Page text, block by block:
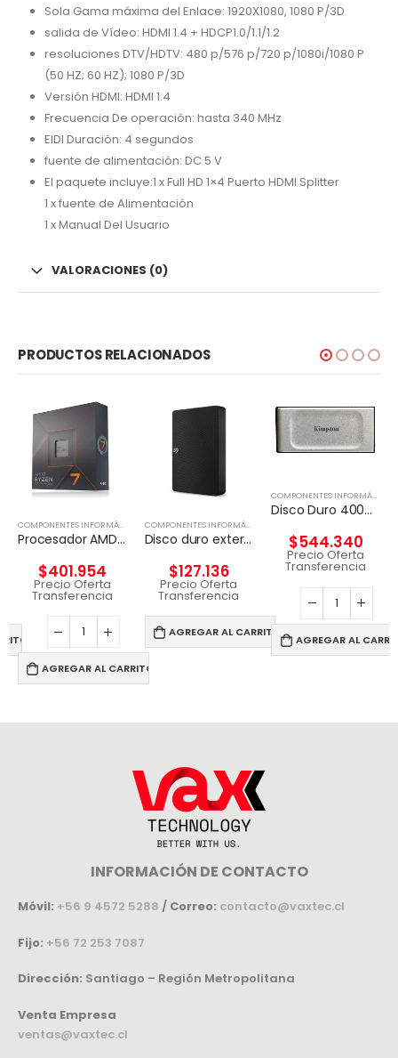
Sola Gama máxima del Enlace: 1920X1080, 1080 P/3D
salida de Vídeo: HDMI 1.4 + HDCP1.0/1.1/1.2
resoluciones DTV/HDTV: 480 p/576 p/720 p/1080i/1080 P
(50 HZ; 60 HZ); 1080 P/3D
Versión HDMI: HDMI 1.4
Frecuencia De operación: hasta 340 MHz
EIDI Duración: 4 segundos
fuente de alimentación: DC 5 V
El paquete incluye:1 x Full HD 1×4 Puerto HDMI Splitter
1 x fuente de Alimentación
1 x Manual Del Usuario
VALORACIONES (0)
PRODUCTOS RELACIONADOS
DISCO EXTERNO
COMPONENTES INFORMÁTICOS ,PROCESADORES
Procesador AMD Ryzen 7 7700 Wraith Prism 65W
$401.954
Precio Oferta
Transferencia
AGREGAR AL CARRITO
COMPONENTES INFORMÁTICOS
Disco duro externo Seagate Expansion 4 TB Negro
$127.136
Precio Oferta
Transferencia
AGREGAR AL CARRITO
COMPONENTES INFORMÁTICOS
Disco Duro 4000G PORTABLE SSD XS2000
$544.340
Precio Oferta
Transferencia
AGREGAR AL
INFORMACIÓN DE CONTACTO
Móvil: +56 9 4572 5288 / Correo: contacto@vaxtec.cl
Fijo: +56 72 253 7087
Dirección: Santiago – Región Metropolitana
Venta Empresa
ventas@vaxtec.cl